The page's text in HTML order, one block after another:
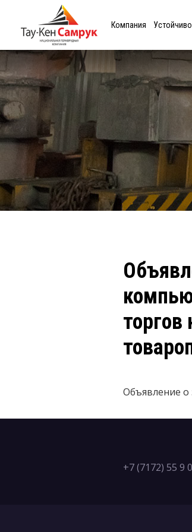
Компания
Объявление о
+7 (7172) 55 9